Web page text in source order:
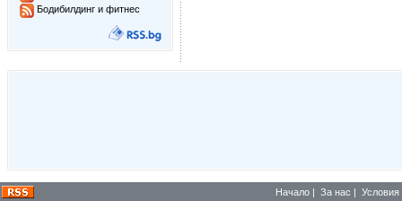
Бодибилдинг и фитнес
Начало | За нас | Условия